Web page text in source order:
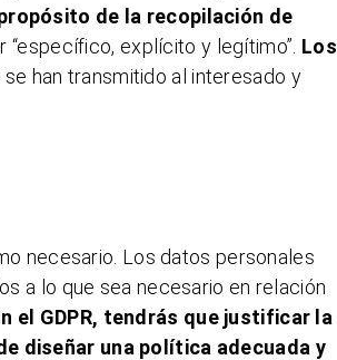
de la recopilación de
explícito y legítimo”. Los
se han transmitido al interesado y
necesario. Los datos personales
a lo que sea necesario en relación
el GDPR, tendrás que justificar la
diseñar una política adecuada y